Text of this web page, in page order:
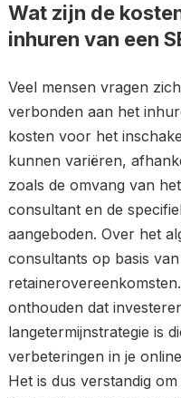
Wat zijn de
inhuren van een
Veel mensen vragen
verbonden aan het
kosten voor het
kunnen variëren,
zoals de omvang van
consultant en de
aangeboden. Over het
consultants op basis
onthouden dat
langetermijnstrategie is
verbeteringen in je
Het is dus verstandig